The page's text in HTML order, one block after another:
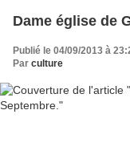
Dame église de
Publié le 04/09/2013 à
Par culture